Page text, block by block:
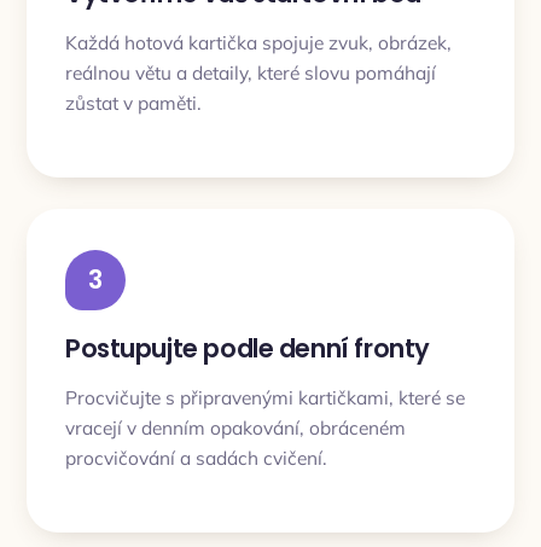
Každá hotová kartička spojuje zvuk, obrázek,
reálnou větu a detaily, které slovu pomáhají
zůstat v paměti.
3
Postupujte podle denní fronty
Procvičujte s připravenými kartičkami, které se
vracejí v denním opakování, obráceném
procvičování a sadách cvičení.